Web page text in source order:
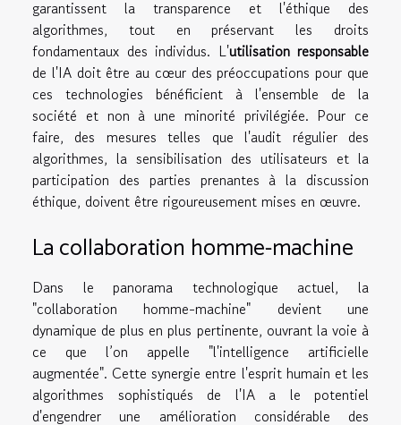
garantissent la transparence et l'éthique des
algorithmes, tout en préservant les droits
fondamentaux des individus. L'utilisation responsable
de l'IA doit être au cœur des préoccupations pour que
ces technologies bénéficient à l'ensemble de la
société et non à une minorité privilégiée. Pour ce
faire, des mesures telles que l'audit régulier des
algorithmes, la sensibilisation des utilisateurs et la
participation des parties prenantes à la discussion
éthique, doivent être rigoureusement mises en œuvre.
La collaboration homme-machine
Dans le panorama technologique actuel, la
"collaboration homme-machine" devient une
dynamique de plus en plus pertinente, ouvrant la voie à
ce que l’on appelle "l'intelligence artificielle
augmentée". Cette synergie entre l'esprit humain et les
algorithmes sophistiqués de l'IA a le potentiel
d'engendrer une amélioration considérable des